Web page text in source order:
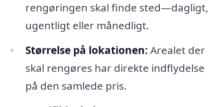
rengøringen skal finde sted—dagligt,
ugentligt eller månedligt.
Størrelse på lokationen: Arealet der
skal rengøres har direkte indflydelse
på den samlede pris.